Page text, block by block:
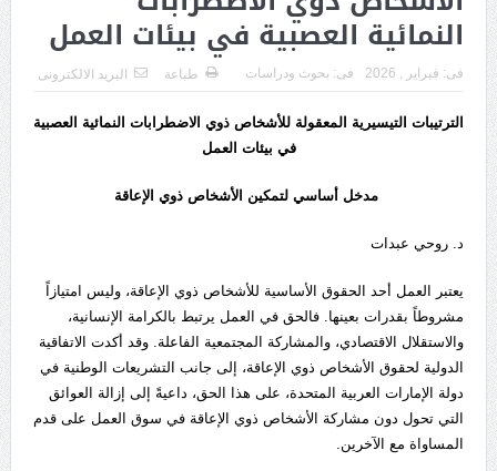
النمائية العصبية في بيئات العمل
فى: فبراير , 2026 فى: بحوث ودراسات طباعة البريد الالكترونى
الترتيبات التيسيرية المعقولة للأشخاص ذوي الاضطرابات النمائية العصبية
في بيئات العمل
مدخل أساسي لتمكين الأشخاص ذوي الإعاقة
د. روحي عبدات
يعتبر العمل أحد الحقوق الأساسية للأشخاص ذوي الإعاقة، وليس امتيازاً
مشروطاً بقدرات بعينها. فالحق في العمل يرتبط بالكرامة الإنسانية،
والاستقلال الاقتصادي، والمشاركة المجتمعية الفاعلة. وقد أكدت الاتفاقية
الدولية لحقوق الأشخاص ذوي الإعاقة، إلى جانب التشريعات الوطنية في
دولة الإمارات العربية المتحدة، على هذا الحق، داعيةً إلى إزالة العوائق
التي تحول دون مشاركة الأشخاص ذوي الإعاقة في سوق العمل على قدم
المساواة مع الآخرين.